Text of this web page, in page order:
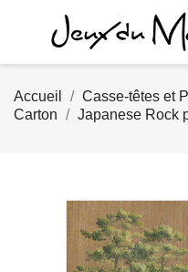
Accueil Casse-têtes et
Carton
Japanese Rock